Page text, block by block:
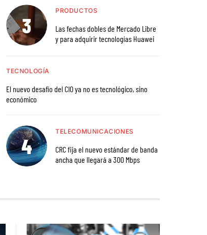
PRODUCTOS
Las fechas dobles de Mercado Libre
y para adquirir tecnologías Huawei
TECNOLOGÍA
El nuevo desafío del CIO ya no es tecnológico, sino
económico
TELECOMUNICACIONES
CRC fija el nuevo estándar de banda
ancha que llegará a 300 Mbps